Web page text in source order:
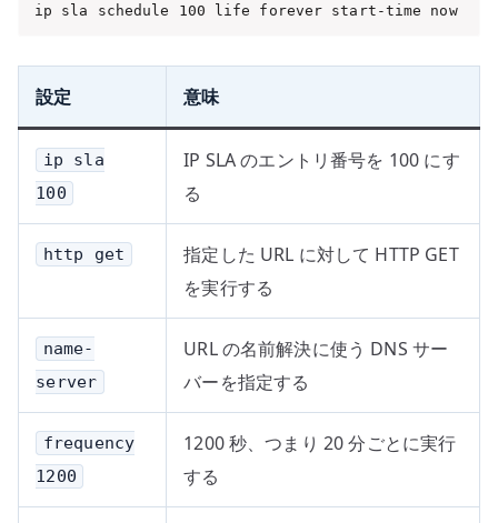
ip sla schedule 100 life forever start-time now
設定 意味
ip sla
100
IP SLA のエントリ番号を 100 にす
る
http get
指定した URL に対して HTTP GET
を実行する
name-
server
URL の名前解決に使う DNS サー
バーを指定する
frequency
1200
1200 秒、つまり 20 分ごとに実行
する